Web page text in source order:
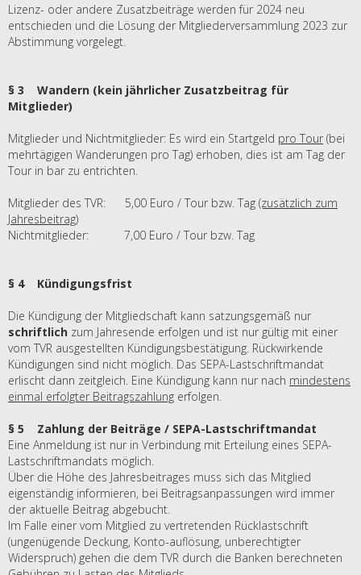
Lizenz- oder andere Zusatzbeiträge werden für 2024 neu
entschieden und die Lösung der Mitgliederversammlung 2023 zur
Abstimmung vorgelegt.
§ 3 Wandern (kein jährlicher Zusatzbeitrag für
Mitglieder)
Mitglieder und Nichtmitglieder: Es wird ein Startgeld pro Tour (bei
mehrtägigen Wanderungen pro Tag) erhoben, dies ist am Tag der
Tour in bar zu entrichten.
Mitglieder des TVR: 5,00 Euro / Tour bzw. Tag (zusätzlich zum
Jahresbeitrag)
Nichtmitglieder: 7,00 Euro / Tour bzw. Tag
§ 4 Kündigungsfrist
Die Kündigung der Mitgliedschaft kann satzungsgemäß nur
schriftlich zum Jahresende erfolgen und ist nur gültig mit einer
vom TVR ausgestellten Kündigungsbestätigung. Rückwirkende
Kündigungen sind nicht möglich. Das SEPA-Lastschriftmandat
erlischt dann zeitgleich. Eine Kündigung kann nur nach mindestens
einmal erfolgter Beitragszahlung erfolgen.
§ 5 Zahlung der Beiträge / SEPA-Lastschriftmandat
Eine Anmeldung ist nur in Verbindung mit Erteilung eines SEPA-
Lastschriftmandats möglich.
Über die Höhe des Jahresbeitrages muss sich das Mitglied
eigenständig informieren, bei Beitragsanpassungen wird immer
der aktuelle Beitrag abgebucht.
Im Falle einer vom Mitglied zu vertretenden Rücklastschrift
(ungenügende Deckung, Konto-auflösung, unberechtigter
Widerspruch) gehen die dem TVR durch die Banken berechneten